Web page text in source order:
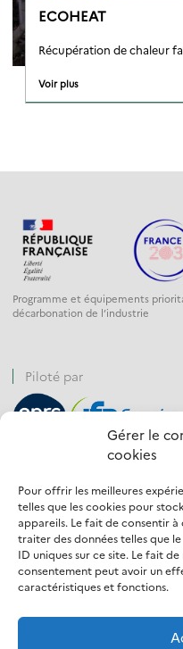
Gérer le
cookies
Pour offrir les meilleures
telles que les cookies pour
appareils. Le fait de consentir
traiter des données telles que
ID uniques sur ce site. Le fait
consentement peut avoir un
caractéristiques et fonctions.
ECOHEAT
Récupération de chaleur
Voir plus
Programme et équipements
décarbonation de l’industrie
Piloté par
Opéré par